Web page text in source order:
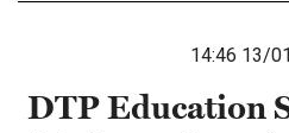
14:46 13/
DTP Education